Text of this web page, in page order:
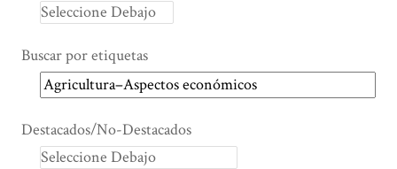
Buscar por etiquetas
Destacados/No-Destacados